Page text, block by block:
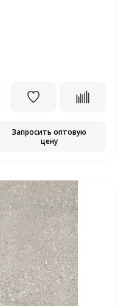
Запросить оптовую
цену